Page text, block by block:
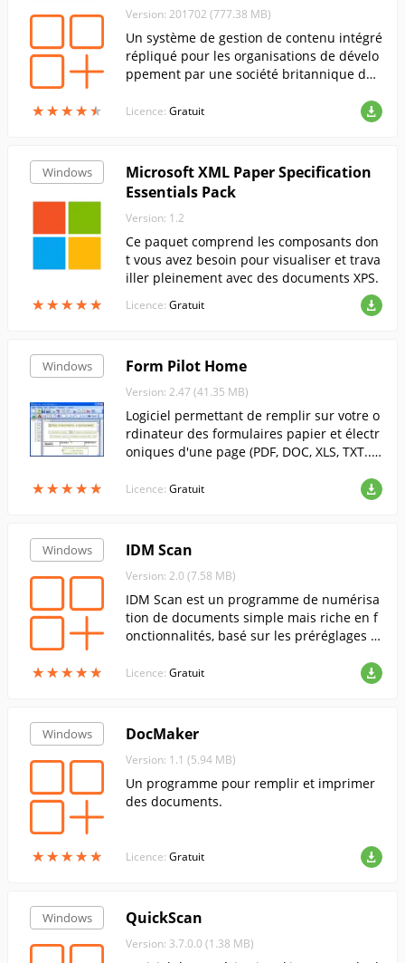
★★★★★
★★★★★
Version: 201702 (777.38 MB)
Un système de gestion de contenu intégré
répliqué pour les organisations de dévelo
ppement par une société britannique du
Licence: Gratuit
Windows
★★★★★
★★★★★
Microsoft XML Paper Specification
Essentials Pack
Version: 1.2
Ce paquet comprend les composants don
t vous avez besoin pour visualiser et trava
iller pleinement avec des documents XPS.
Licence: Gratuit
Windows
★★★★★
★★★★★
Form Pilot Home
Version: 2.47 (41.35 MB)
Logiciel permettant de remplir sur votre o
rdinateur des formulaires papier et électr
oniques d'une page (PDF, DOC, XLS, TXT...).
n'importe quel format original.
Licence: Gratuit
Windows
★★★★★
★★★★★
IDM Scan
Version: 2.0 (7.58 MB)
IDM Scan est un programme de numérisa
tion de documents simple mais riche en f
onctionnalités, basé sur les préréglages d
sse est disponible.
Licence: Gratuit
Windows
★★★★★
★★★★★
DocMaker
Version: 1.1 (5.94 MB)
Un programme pour remplir et imprimer
des documents.
Licence: Gratuit
Windows QuickScan
Version: 3.7.0.0 (1.38 MB)